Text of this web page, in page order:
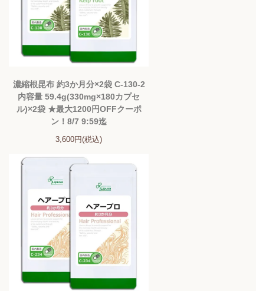
濃縮根昆布 約3か月分×2袋 C-130-2
内容量 59.4g(330mg×180カプセ
ル)×2袋 ★最大1200円OFFクーポ
ン！8/7 9:59迄
3,600円(税込)